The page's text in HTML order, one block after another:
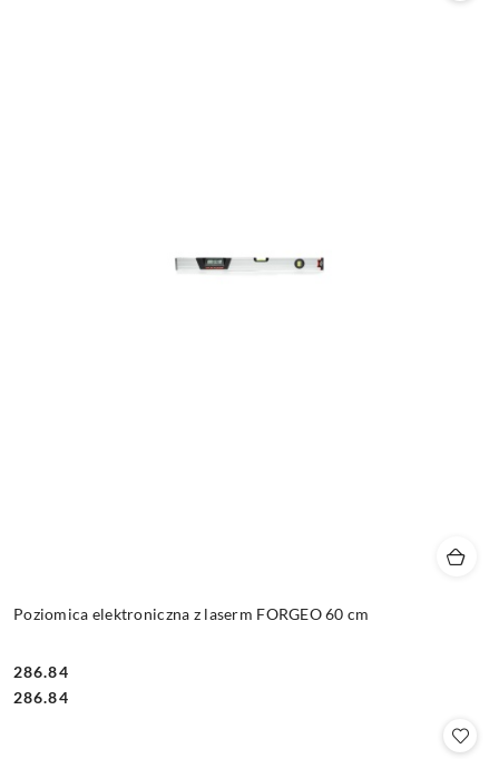
Poziomica elektroniczna z laserm FORGEO 60 cm
Cena:
286.84
Cena:
286.84